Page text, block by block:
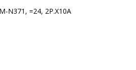
N371, =24, 2Р.Х10А